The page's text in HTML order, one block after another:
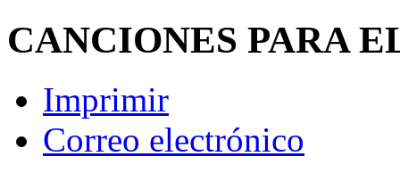
CANCIONES PARA
Imprimir
Correo electrónico